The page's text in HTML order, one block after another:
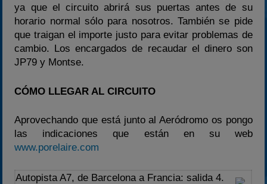
ya que el circuito abrirá sus puertas antes de su
horario normal sólo para nosotros. También se pide
que traigan el importe justo para evitar problemas de
cambio. Los encargados de recaudar el dinero son
JP79 y Montse.
CÓMO LLEGAR AL CIRCUITO
Aprovechando que está junto al Aeródromo os pongo
las indicaciones que están en su web
www.porelaire.com
Autopista A7, de Barcelona a Francia: salida 4.